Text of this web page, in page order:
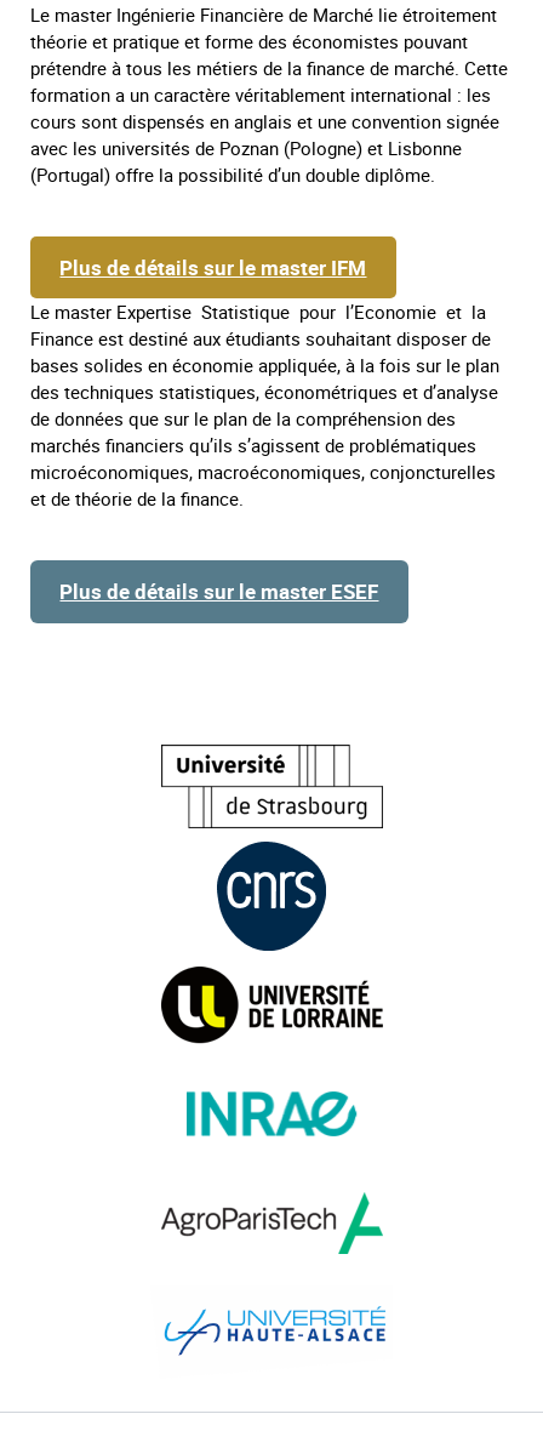
Le master Ingénierie Financière de Marché lie étroitement
théorie et pratique et forme des économistes pouvant
prétendre à tous les métiers de la finance de marché. Cette
formation a un caractère véritablement international : les
cours sont dispensés en anglais et une convention signée
avec les universités de Poznan (Pologne) et Lisbonne
(Portugal) offre la possibilité d’un double diplôme.
Plus de détails sur le master IFM
Le master Expertise Statistique pour l’Economie et la
Finance est destiné aux étudiants souhaitant disposer de
bases solides en économie appliquée, à la fois sur le plan
des techniques statistiques, économétriques et d’analyse
de données que sur le plan de la compréhension des
marchés financiers qu’ils s’agissent de problématiques
microéconomiques, macroéconomiques, conjoncturelles
et de théorie de la finance.
Plus de détails sur le master ESEF